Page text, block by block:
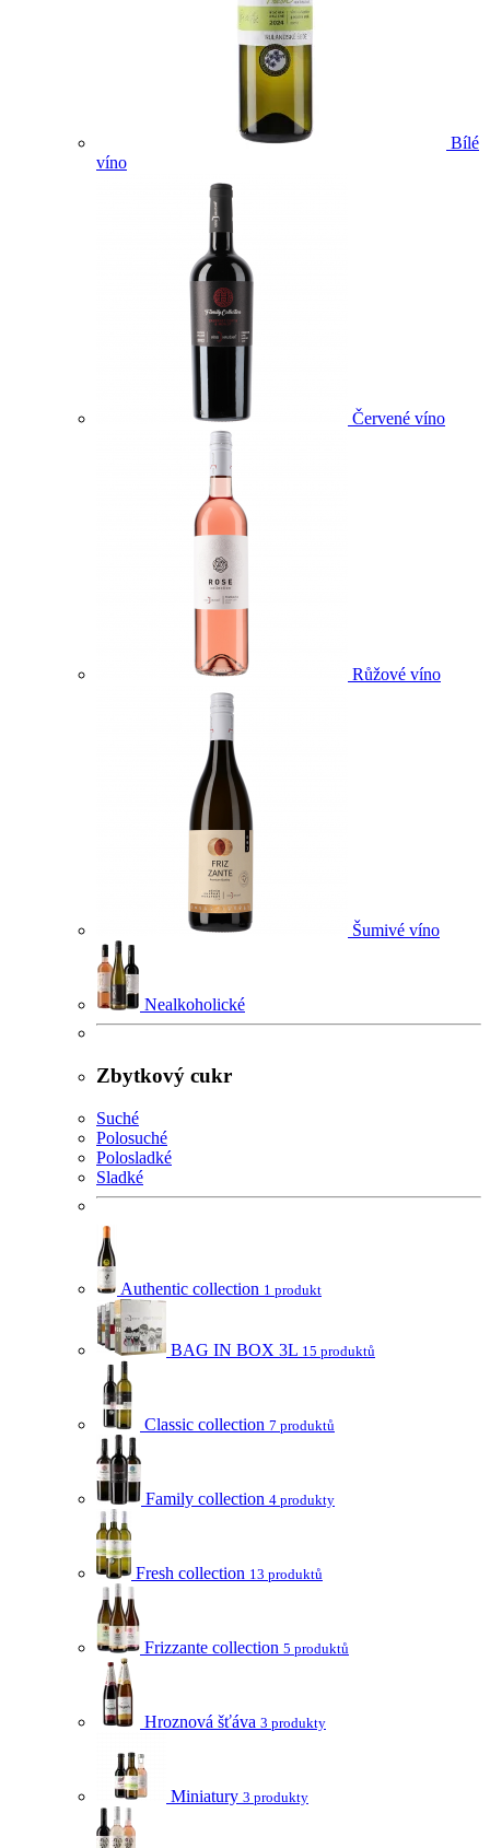
Bílé
víno
Červené víno
Růžové víno
Šumivé víno
Nealkoholické
Zbytkový cukr
Suché
Polosuché
Polosladké
Sladké
Authentic collection 1 produkt
BAG IN BOX 3L 15 produktů
Classic collection 7 produktů
Family collection 4 produkty
Fresh collection 13 produktů
Frizzante collection 5 produktů
Hroznová šťáva 3 produkty
Miniatury 3 produkty